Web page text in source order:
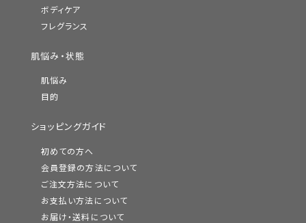
ボディケア
フレグランス
肌悩み・状態
肌悩み
目的
ショッピングガイド
初めての方へ
会員登録の方法について
ご注文方法について
お支払い方法について
お届け・送料について